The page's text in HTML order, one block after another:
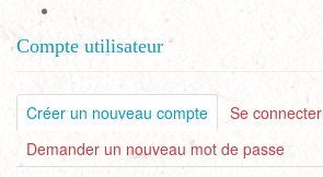
Compte utilisateur
Onglets
principaux
Créer un nouveau compte (onglet
actif)
Se connecter
Demander un nouveau mot de passe